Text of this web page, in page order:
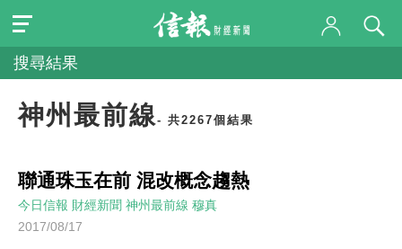
搜尋結果
神州最前線 - 共2267個結果
聯通珠玉在前 混改概念趨熱
今日信報 財經新聞 神州最前線 穆真
2017/08/17